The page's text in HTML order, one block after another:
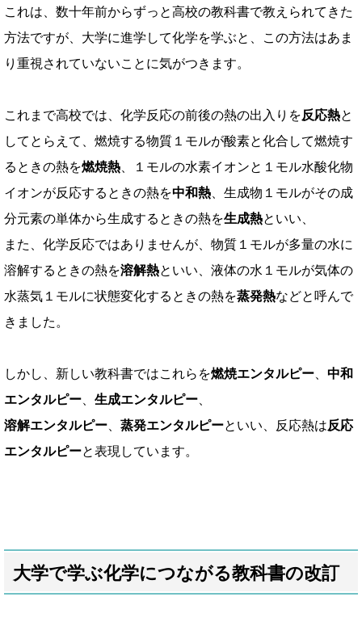
これは、数十年前からずっと高校の教科書で教えられてきた
方法ですが、 大学に進学して化学を学ぶと、この方法はあま
り重視されていないことに気がつきます。
これまで高校では、化学反応の前後の熱の出入りを反応熱と
してとらえて、 燃焼する物質１モルが酸素と化合して燃焼す
るときの熱を燃焼熱、
１モルの水素イオンと１モル水酸化物
イオンが反応するときの熱を中和熱、 生成物１モルがその成
分元素の単体から生成するときの熱を生成熱といい、
また、化学反応ではありませんが、 物質１モルが多量の水に
溶解するときの熱を溶解熱といい、 液体の水１モルが気体の
水蒸気１モルに状態変化するときの熱を蒸発熱などと呼んで
きました。
しかし、新しい教科書ではこれらを燃焼エンタルピー、 中和
エンタルピー、 生成エンタルピー、
溶解エンタルピー、 蒸発エンタルピーといい、 反応熱は反応
エンタルピーと表現しています。
大学で学ぶ化学につながる教科書の改訂